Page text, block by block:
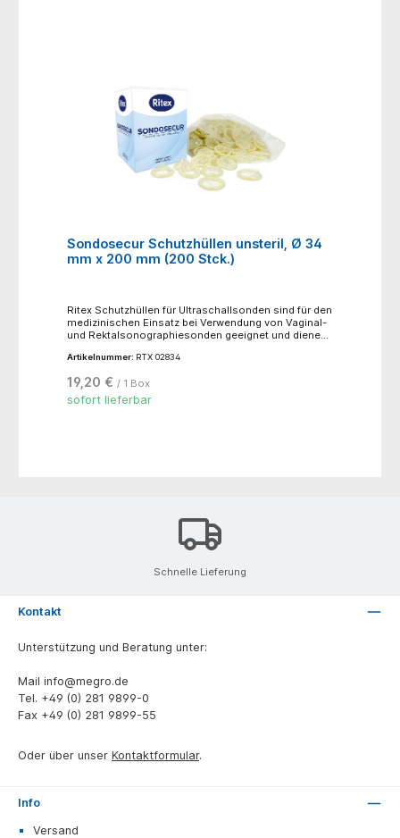
Sondosecur Schutzhüllen unsteril, Ø 34
mm x 200 mm (200 Stck.)
Ritex Schutzhüllen für Ultraschallsonden sind für den
medizinischen Einsatz bei Verwendung von Vaginal-
und Rektalsonographiesonden geeignet und dienen
Infektionsübertragungen. Jede Schutzhülle wird
transparent- Oberflächenstruktur: glatte Oberfläche-
Form: zylindrisch- Material: Naturkautschuklatex-
Artikelnummer: RTX 02834
19,20 € / 1 Box
sofort lieferbar
Schnelle Lieferung
Kontakt
Unterstützung und Beratung unter:
Mail info@megro.de
Tel. +49 (0) 281 9899-0
Fax +49 (0) 281 9899-55
Oder über unser Kontaktformular.
Info
Versand